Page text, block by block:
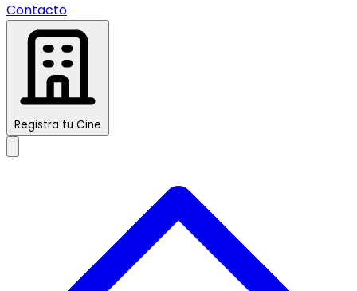
Contacto
Registra tu Cine